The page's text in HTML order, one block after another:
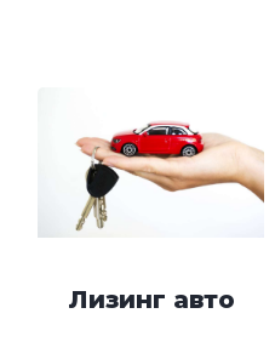
Лизинг авто